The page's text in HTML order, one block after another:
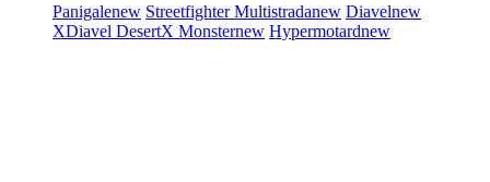
Panigalenew StreetfighterMultistradanew Diavelnew
XDiavel DesertX Monsternew Hypermotardnew